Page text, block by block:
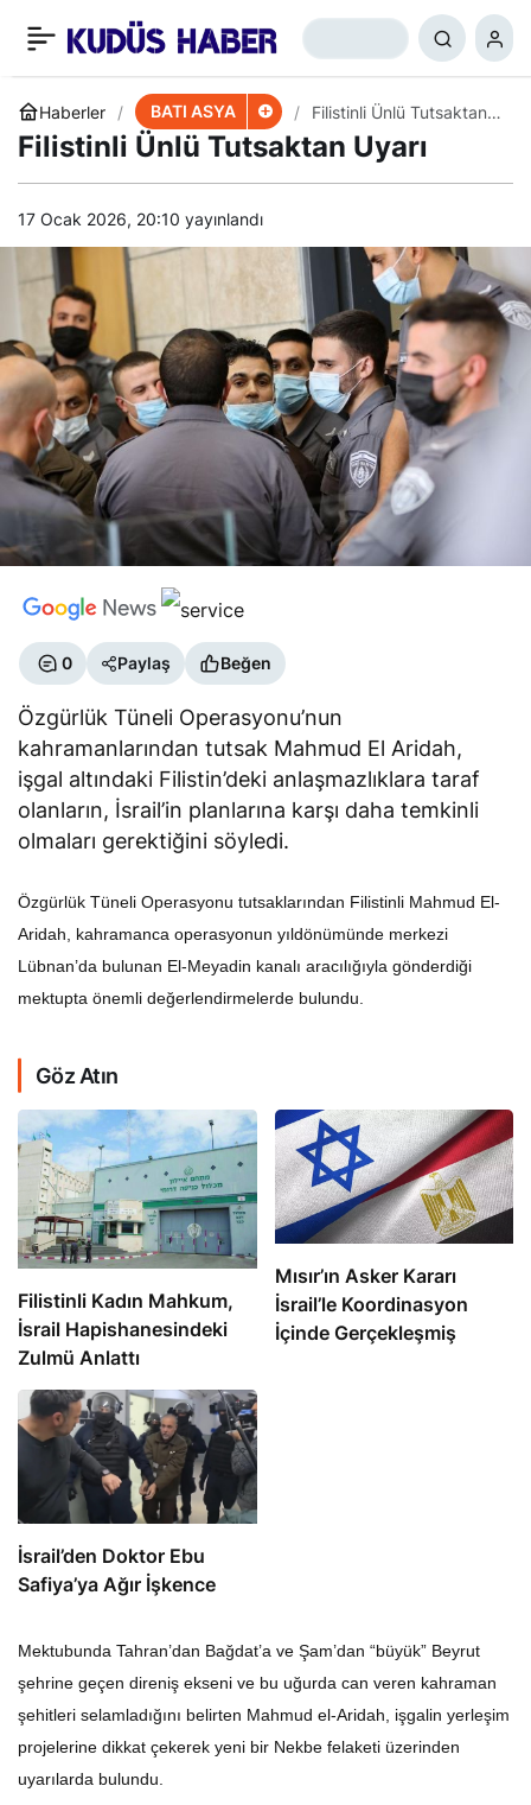
Haberler BATI ASYA
Filistinli Ünlü Tutsaktan
Filistinli Ünlü Tutsaktan Uyarı
17 Ocak 2026, 20:10 yayınlandı
0 Paylaş Beğen
Özgürlük Tüneli Operasyonu’nun
kahramanlarından tutsak Mahmud El Aridah,
işgal altındaki Filistin’deki anlaşmazlıklara taraf
olanların, İsrail’in planlarına karşı daha temkinli
olmaları gerektiğini söyledi.
Özgürlük Tüneli Operasyonu tutsaklarından Filistinli Mahmud El-
Aridah, kahramanca operasyonun yıldönümünde merkezi
Lübnan’da bulunan El-Meyadin kanalı aracılığıyla gönderdiği
mektupta önemli değerlendirmelerde bulundu.
Göz Atın
Filistinli Kadın Mahkum,
İsrail Hapishanesindeki
Zulmü Anlattı
Mısır’ın Asker Kararı
İsrail’le Koordinasyon
İçinde Gerçekleşmiş
İsrail’den Doktor Ebu
Safiya’ya Ağır İşkence
Mektubunda Tahran’dan Bağdat’a ve Şam’dan “büyük” Beyrut
şehrine geçen direniş ekseni ve bu uğurda can veren kahraman
şehitleri selamladığını belirten Mahmud el-Aridah, işgalin yerleşim
projelerine dikkat çekerek yeni bir Nekbe felaketi üzerinden
uyarılarda bulundu.
İran: Örgüte Parayı ABD
Veriyor
+ 0 Paylaş